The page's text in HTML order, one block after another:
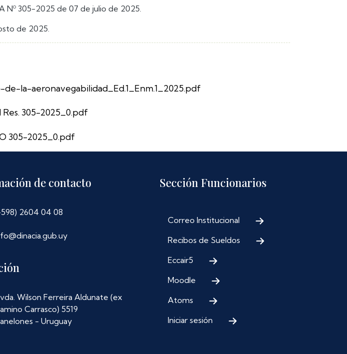
Nº 305-2025 de 07 de julio de 2025.
de 2025.
la-aeronavegabilidad_Ed.1_Enm.1_2025.pdf
305-2025_0.pdf
305-2025_0.pdf
de contacto
2604 04 08
Wilson Ferreira Aldunate (ex
Carrasco) 5519
- Uruguay
Sección Funcionarios
Correo Institucional
Recibos de Sueldos
Eccair5
Moodle
Atoms
Iniciar sesión